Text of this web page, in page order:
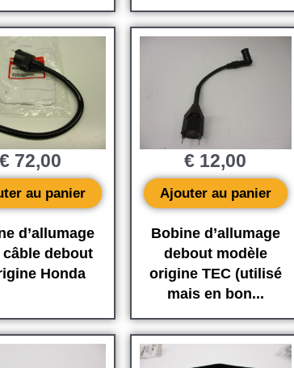
d’allumage
câble debout
Honda
€72,00
au panier
Bobine d’allumage
debout modèle
origine TEC (utilisé
mais en bon...
€ 12,00
Ajouter au panier